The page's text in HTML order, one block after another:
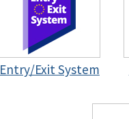
Entry/Exit System